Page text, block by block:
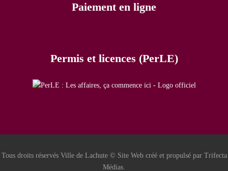
Paiement en ligne
Permis et licences (PerLE)
Tous droits réservés Ville de Lachute © Site Web créé et propulsé par Trifecta
Médias.